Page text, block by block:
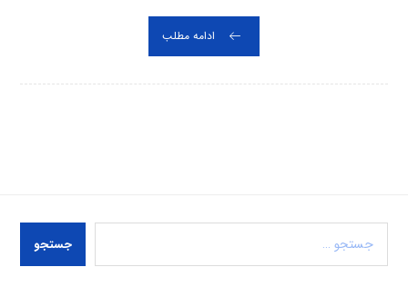
ادامه مطلب
جستجو